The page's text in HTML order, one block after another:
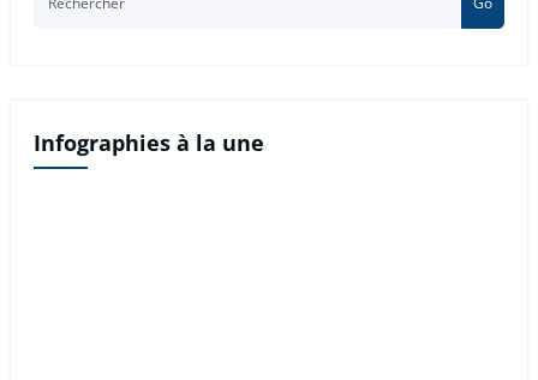
Infographies à la une